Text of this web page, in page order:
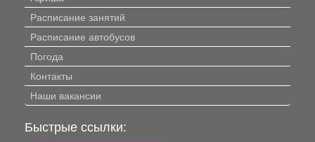
Расписание занятий
Расписание автобусов
Погода
Контакты
Наши вакансии
Быстрые ссылки: